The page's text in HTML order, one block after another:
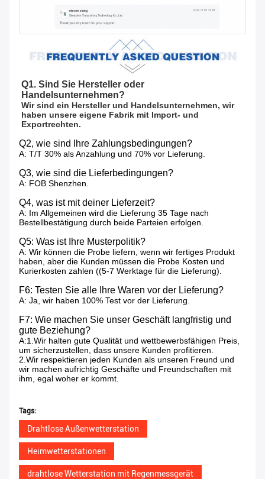
Q1. Sind Sie Hersteller oder
Handelsunternehmen?
Wir sind ein Hersteller und Handelsunternehmen, wir
haben unsere eigene Fabrik mit Import- und
Exportrechten.
Q2, wie sind Ihre Zahlungsbedingungen?
A: T/T 30% als Anzahlung und 70% vor Lieferung.
Q3, wie sind die Lieferbedingungen?
A: FOB Shenzhen.
Q4, was ist mit deiner Lieferzeit?
A: Im Allgemeinen wird die Lieferung 35 Tage nach
Bestellbestätigung durch beide Parteien erfolgen.
Q5: Was ist Ihre Musterpolitik?
A: Wir können die Probe liefern, wenn wir fertiges Produkt
haben, aber die Kunden müssen die Probe Kosten und
Kurierkosten zahlen ((5-7 Werktage für die Lieferung).
F6: Testen Sie alle Ihre Waren vor der Lieferung?
A: Ja, wir haben 100% Test vor der Lieferung.
F7: Wie machen Sie unser Geschäft langfristig und
gute Beziehung?
A:1.Wir halten gute Qualität und wettbewerbsfähigen Preis,
um sicherzustellen, dass unsere Kunden profitieren.
2.Wir respektieren jeden Kunden als unseren Freund und
wir machen aufrichtig Geschäfte und Freundschaften mit
ihm, egal woher er kommt.
Tags:
Drahtlose Außenwetterstation
Heimwetterstationen
drahtlose Wetterstation mit Regenmessgerät